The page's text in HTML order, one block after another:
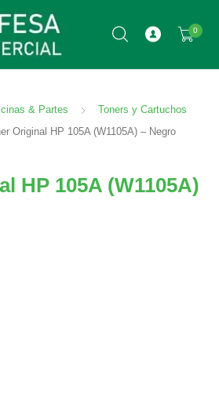
0
& Partes
Toners y Cartuchos
Original HP 105A (W1105A) – Negro
HP 105A (W1105A)